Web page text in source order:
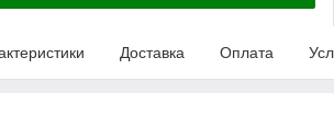
Доставка Оплата